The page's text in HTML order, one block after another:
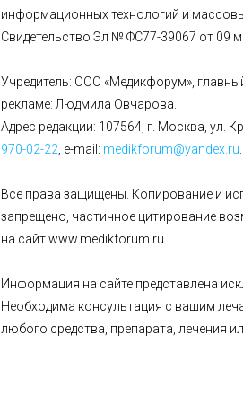
информационных технологий и
Свидетельство Эл № ФС77-39067 от 09
Учредитель: ООО «Медикфорум»,
рекламе: Людмила Овчарова.
Адрес редакции: 107564, г. Москва, ул.
970-02-22 , e-mail: medikforum@yandex.ru
Все права защищены. Копирование и
запрещено, частичное цитирование
на сайт www.medikforum.ru.
Информация на сайте представлена
Необходима консультация с вашим
любого средства, препарата, лечения